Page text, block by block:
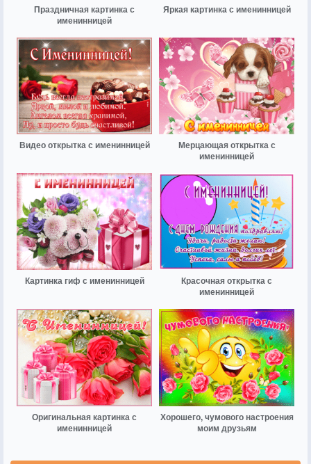
Праздничная картинка с
именинницей
Яркая картинка с именинницей
Видео открытка с именинницей
Мерцающая открытка с
именинницей
Картинка гиф с именинницей
Красочная открытка с
именинницей
Оригинальная картинка с
именинницей
Хорошего, чумового настроения
моим друзьям